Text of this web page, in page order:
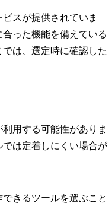
スが提供されていま
った機能を備えている
は、選定時に確認した
用する可能性がありま
は定着しにくい場合が
きるツールを選ぶこと